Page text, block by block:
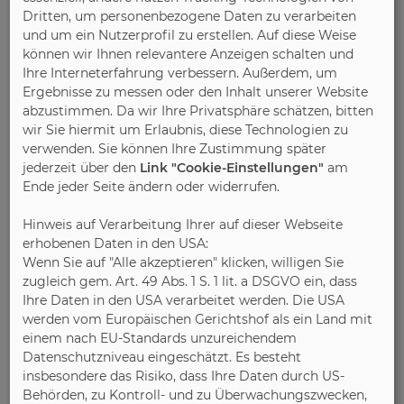
Der Gleichgewichtszustand von Holz steht immer
in Abhängigkeit von Temperatur und relativer
Luftfeuchte. Beides lässt sich über Lüften und
Heizen von den Bewohnern regulieren.
„Grundsätzlich ist Massivholz ein lebendiges
Material, arbeitet dauerhaft und bleibt dennoch
formkonstant. Mit durchdachten Konstruktionen
und hoher Verarbeitungsqualität garantieren die
Mitgliedsfirmen der IPM langlebige Produkte, an
weil sie schön anzusehen sind, sondern auch weil
sie zu seinem Wohlbefinden beitragen“, schließt
Ruf. (IPM/RS)
Bild 1:
Massivholzmöbel bestehen zu 100 Prozent aus
Echtholz und tragen maßgeblich zu einem
Dritten, um personenbezogene Daten zu verarbeiten
und um ein Nutzerprofil zu erstellen. Auf diese Weise
können wir Ihnen relevantere Anzeigen schalten und
Ihre Interneterfahrung verbessern. Außerdem, um
Ergebnisse zu messen oder den Inhalt unserer Website
abzustimmen. Da wir Ihre Privatsphäre schätzen, bitten
wir Sie hiermit um Erlaubnis, diese Technologien zu
verwenden. Sie können Ihre Zustimmung später
jederzeit über den Link "Cookie-Einstellungen" am
Ende jeder Seite ändern oder widerrufen.
Hinweis auf Verarbeitung Ihrer auf dieser Webseite
erhobenen Daten in den USA:
Wenn Sie auf "Alle akzeptieren" klicken, willigen Sie
zugleich gem. Art. 49 Abs. 1 S. 1 lit. a DSGVO ein, dass
Ihre Daten in den USA verarbeitet werden. Die USA
werden vom Europäischen Gerichtshof als ein Land mit
einem nach EU-Standards unzureichendem
Datenschutzniveau eingeschätzt. Es besteht
insbesondere das Risiko, dass Ihre Daten durch US-
Behörden, zu Kontroll- und zu Überwachungszwecken,